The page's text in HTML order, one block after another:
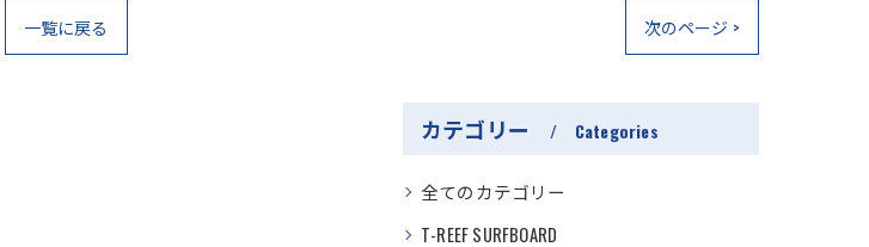
一覧に戻る 次のページ >
カテゴリー Categories
全てのカテゴリー
T-REEF SURFBOARD